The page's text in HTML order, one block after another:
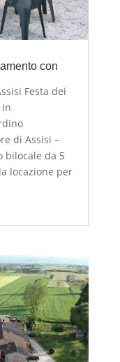
con
Festa dei
di Assisi –
bilocale da 5
locazione per